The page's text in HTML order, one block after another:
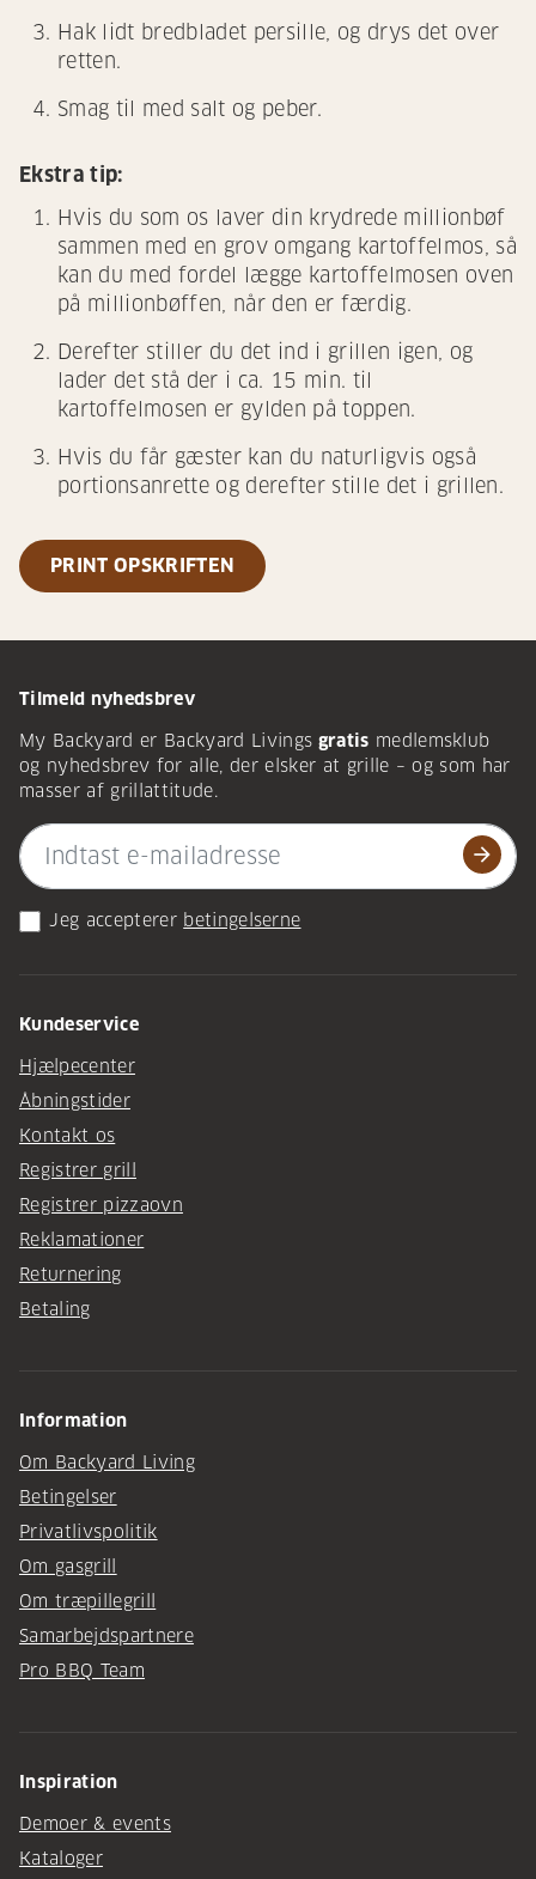
Hak lidt bredbladet persille, og drys det over
retten.
Smag til med salt og peber.
Ekstra tip:
Hvis du som os laver din krydrede millionbøf
sammen med en grov omgang kartoffelmos, så
kan du med fordel lægge kartoffelmosen oven
på millionbøffen, når den er færdig.
Derefter stiller du det ind i grillen igen, og
lader det stå der i ca. 15 min. til
kartoffelmosen er gylden på toppen.
Hvis du får gæster kan du naturligvis også
portionsanrette og derefter stille det i grillen.
PRINT OPSKRIFTEN
Tilmeld nyhedsbrev
My Backyard er Backyard Livings gratis medlemsklub
og nyhedsbrev for alle, der elsker at grille – og som har
masser af grillattitude.
arrow_forward
Jeg accepterer betingelserne
Kundeservice
Hjælpecenter
Åbningstider
Kontakt os
Registrer grill
Registrer pizzaovn
Reklamationer
Returnering
Betaling
Information
Om Backyard Living
Betingelser
Privatlivspolitik
Om gasgrill
Om træpillegrill
Samarbejdspartnere
Pro BBQ Team
Inspiration
Demoer & events
Kataloger